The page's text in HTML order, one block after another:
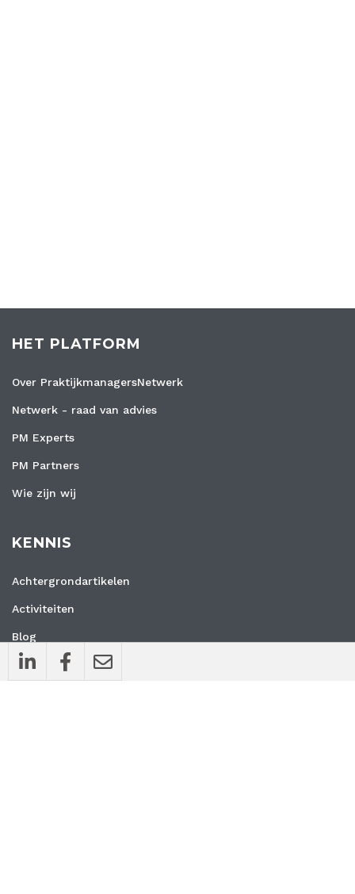
HET PLATFORM
Over PraktijkmanagersNetwerk
Netwerk - raad van advies
PM Experts
PM Partners
Wie zijn wij
KENNIS
Achtergrondartikelen
Activiteiten
Blog
Interviews